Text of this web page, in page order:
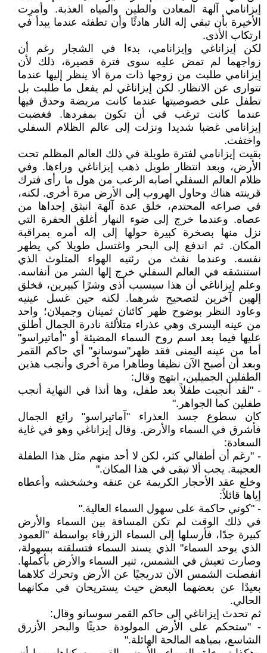
إيزانامي آلهة المعادن والطين والمياه العذبة. وأمرِت
الأخيرة بأن تبقي إله النار هادئًا وأن تطفئه عندما يبدأ في
ارتكاب الأذى.
لكن إيزاناغي وإيزانامي، بدءا في الشجار رغم أن
زواجهما لم تمض عليه سوى فترة قصيرة، ذلك لأن
إيزانامي طلبت من زوجها ذات مرة ألا ينظر إليها عندما
تتوارى عن الانظار. لكن إيزاناغي لم يفعل ما طلبت بل
تطفل على خصوصيتها عندما كانت مريضة وحدق فيها
عندما كانت ترغب في أن تكون بمفردها. فغضبت
إيزانامي غضبا شديدا ونزلت إلى عالم الظلام السفلي
واختفت.
بقيت إيزانامي لفترة طويلة في ذلك العالم المظلم تحت
الأرض، وبعد انتظار طويل ذهب إيزاناغي وراءها. وفي
ظلام العالم السفلي أصابه الرعب من هول ما رأى فترك
قرينته هناك وحاول الهروب إلى الأرض مرة أخرى. لكنه،
في صراعه المحتدم، خلق عدة آلهة انبثق إحداها من
عصاه. وعندما خرج إلى ضوء النهار أغلق الحفرة التي
نزل منها بصخرة كبيرة حولها إلى إله أمره بمراقبة
المكان. ثم اندفع إلى البحر واغتسل طويلا كي يطهر
نفسه. وعندما نفث من رئتيه الهواء المتلوث الذي
استنشقه في العالم السفلي خرج إلها الشر من أنفاسه.
وعلم إيزاناغي أن هذا سيسبب أذى وشرًا كبيرين، فخلق
إلهين آخرين لتصحيح شرهما. لكنه حين غسل عينيه
وعاود النظر بوضوح ظهر كائنان ثمينان وجميلان؛ واحد
من عينه اليسرى وهي عذراء متلألئة نادرة الجمال أطلق
عليها فيما بعد اسم روح السماء المضيئة أو "أماتيراسو"
أما من عينه اليمنى فقد ظهر"سوسانو" أي حاكم القمر
وبعد أن أصبح الآن نظيفا وطاهرا مرة أخرى وأنجب هذين
الطفلين الجميلين، ابتهج وقال:
- "لقد أنجبت طفلاً بعد طفل، وها أنذا في النهاية أنجب
طفلين كما الجواهر."
كان سطوع جسد العذراء "آماتيراسو" رائع الجمال
فأشرق في السماء والأرض. وقال إيزاناغي وهو في غاية
السعادة:
- "رغم أن أطفالي كثر، لكن لا أحد منهم مثل هذا الطفلة
العجيبة. يجب ألا تبقى في هذا المكان."
وخلع عقد الأحجار الكريمة عن عنقه وخشخشه وأعطاه
إياها قائلاً:
- "كوني حاكمة على سهول السماء العالية."
في ذلك الوقت لم تكن المسافة بين السماء والأرض
كبيرة جدًا، فأرسلها إلى السماء الزرقاء بواسطة "العمود
الذي يوحد السماء" الذي يسند السماء فتسلقته بسهولة،
وصارت تعيش في الشمس، تنير السماء والأرض بأكملها.
انفصلت الشمس الآن تدريجيًا عن الأرض وتحرك كلاهما
بعيدًا عن بعضهما البعض حيث يستريحان في مكانهما
الحالي.
ثم تحدث إيزاناغي إلى حاكم القمر سوسانو وقال:
- "ستحكم على الأرض المولودة حديثًا والبحر الأزرق
الشاسع، بمياهه المالحة الهائلة."